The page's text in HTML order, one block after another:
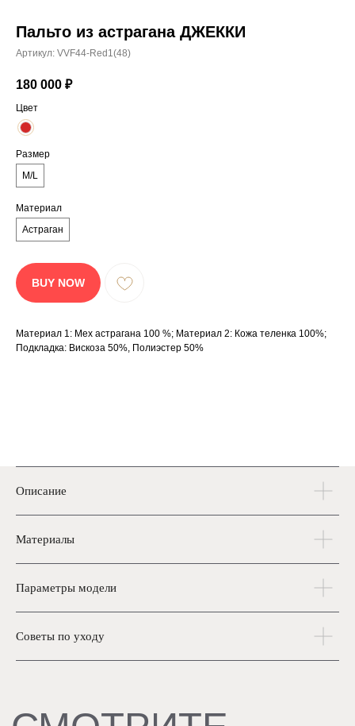
Пальто из астрагана ДЖЕККИ
Артикул: VVF44-Red1(48)
180 000 ₽
Цвет
Размер
M/L
Материал
Астраган
BUY NOW
Материал 1: Мех астрагана 100 %; Материал 2: Кожа теленка 100%;
Подкладка: Вискоза 50%, Полиэстер 50%
Описание
Материалы
Параметры модели
Советы по уходу
ТАКЖЕ:
СДЕЛАЙТЕ
РОСКОШЬ
СВОЕЙ ЖИЗНИ
Верхняя одежда